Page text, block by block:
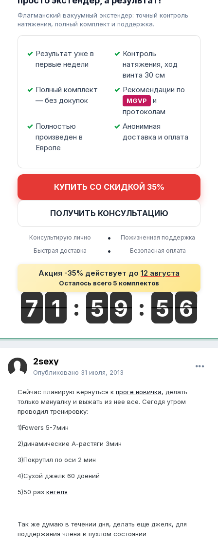
Флагманский вакуумный экстендер: точный контроль
натяжения, полный комплект и поддержка.
Результат уже в
первые недели
Контроль
натяжения, ход
винта 30 см
Полный комплект
— без докупок
Рекомендации по
MGVP
и
протоколам
Полностью
произведен в
Европе
Анонимная
доставка и оплата
КУПИТЬ СО СКИДКОЙ 35%
ПОЛУЧИТЬ КОНСУЛЬТАЦИЮ
Консультирую лично •
Пожизненная поддержка
Быстрая доставка
• Безопасная оплата
Акция -35% действует до 12 августа
Осталось всего 5 комплектов
2sexy
Опубликовано 31 июля, 2013
Сейчас планирую вернуться к проге новичка, делать
только мануалку и выжать из нее все. Сегодя утром
проводил тренировку:
1)Fowers 5-7мин
2)динамические А-растяги 3мин
3)Покрутил по оси 2 мин
4)Сухой джелк 60 доений
5)50 раз кегеля
Так же думаю в течении дня, делать еще джелк, для
поддержания члена в пухлом состоянии